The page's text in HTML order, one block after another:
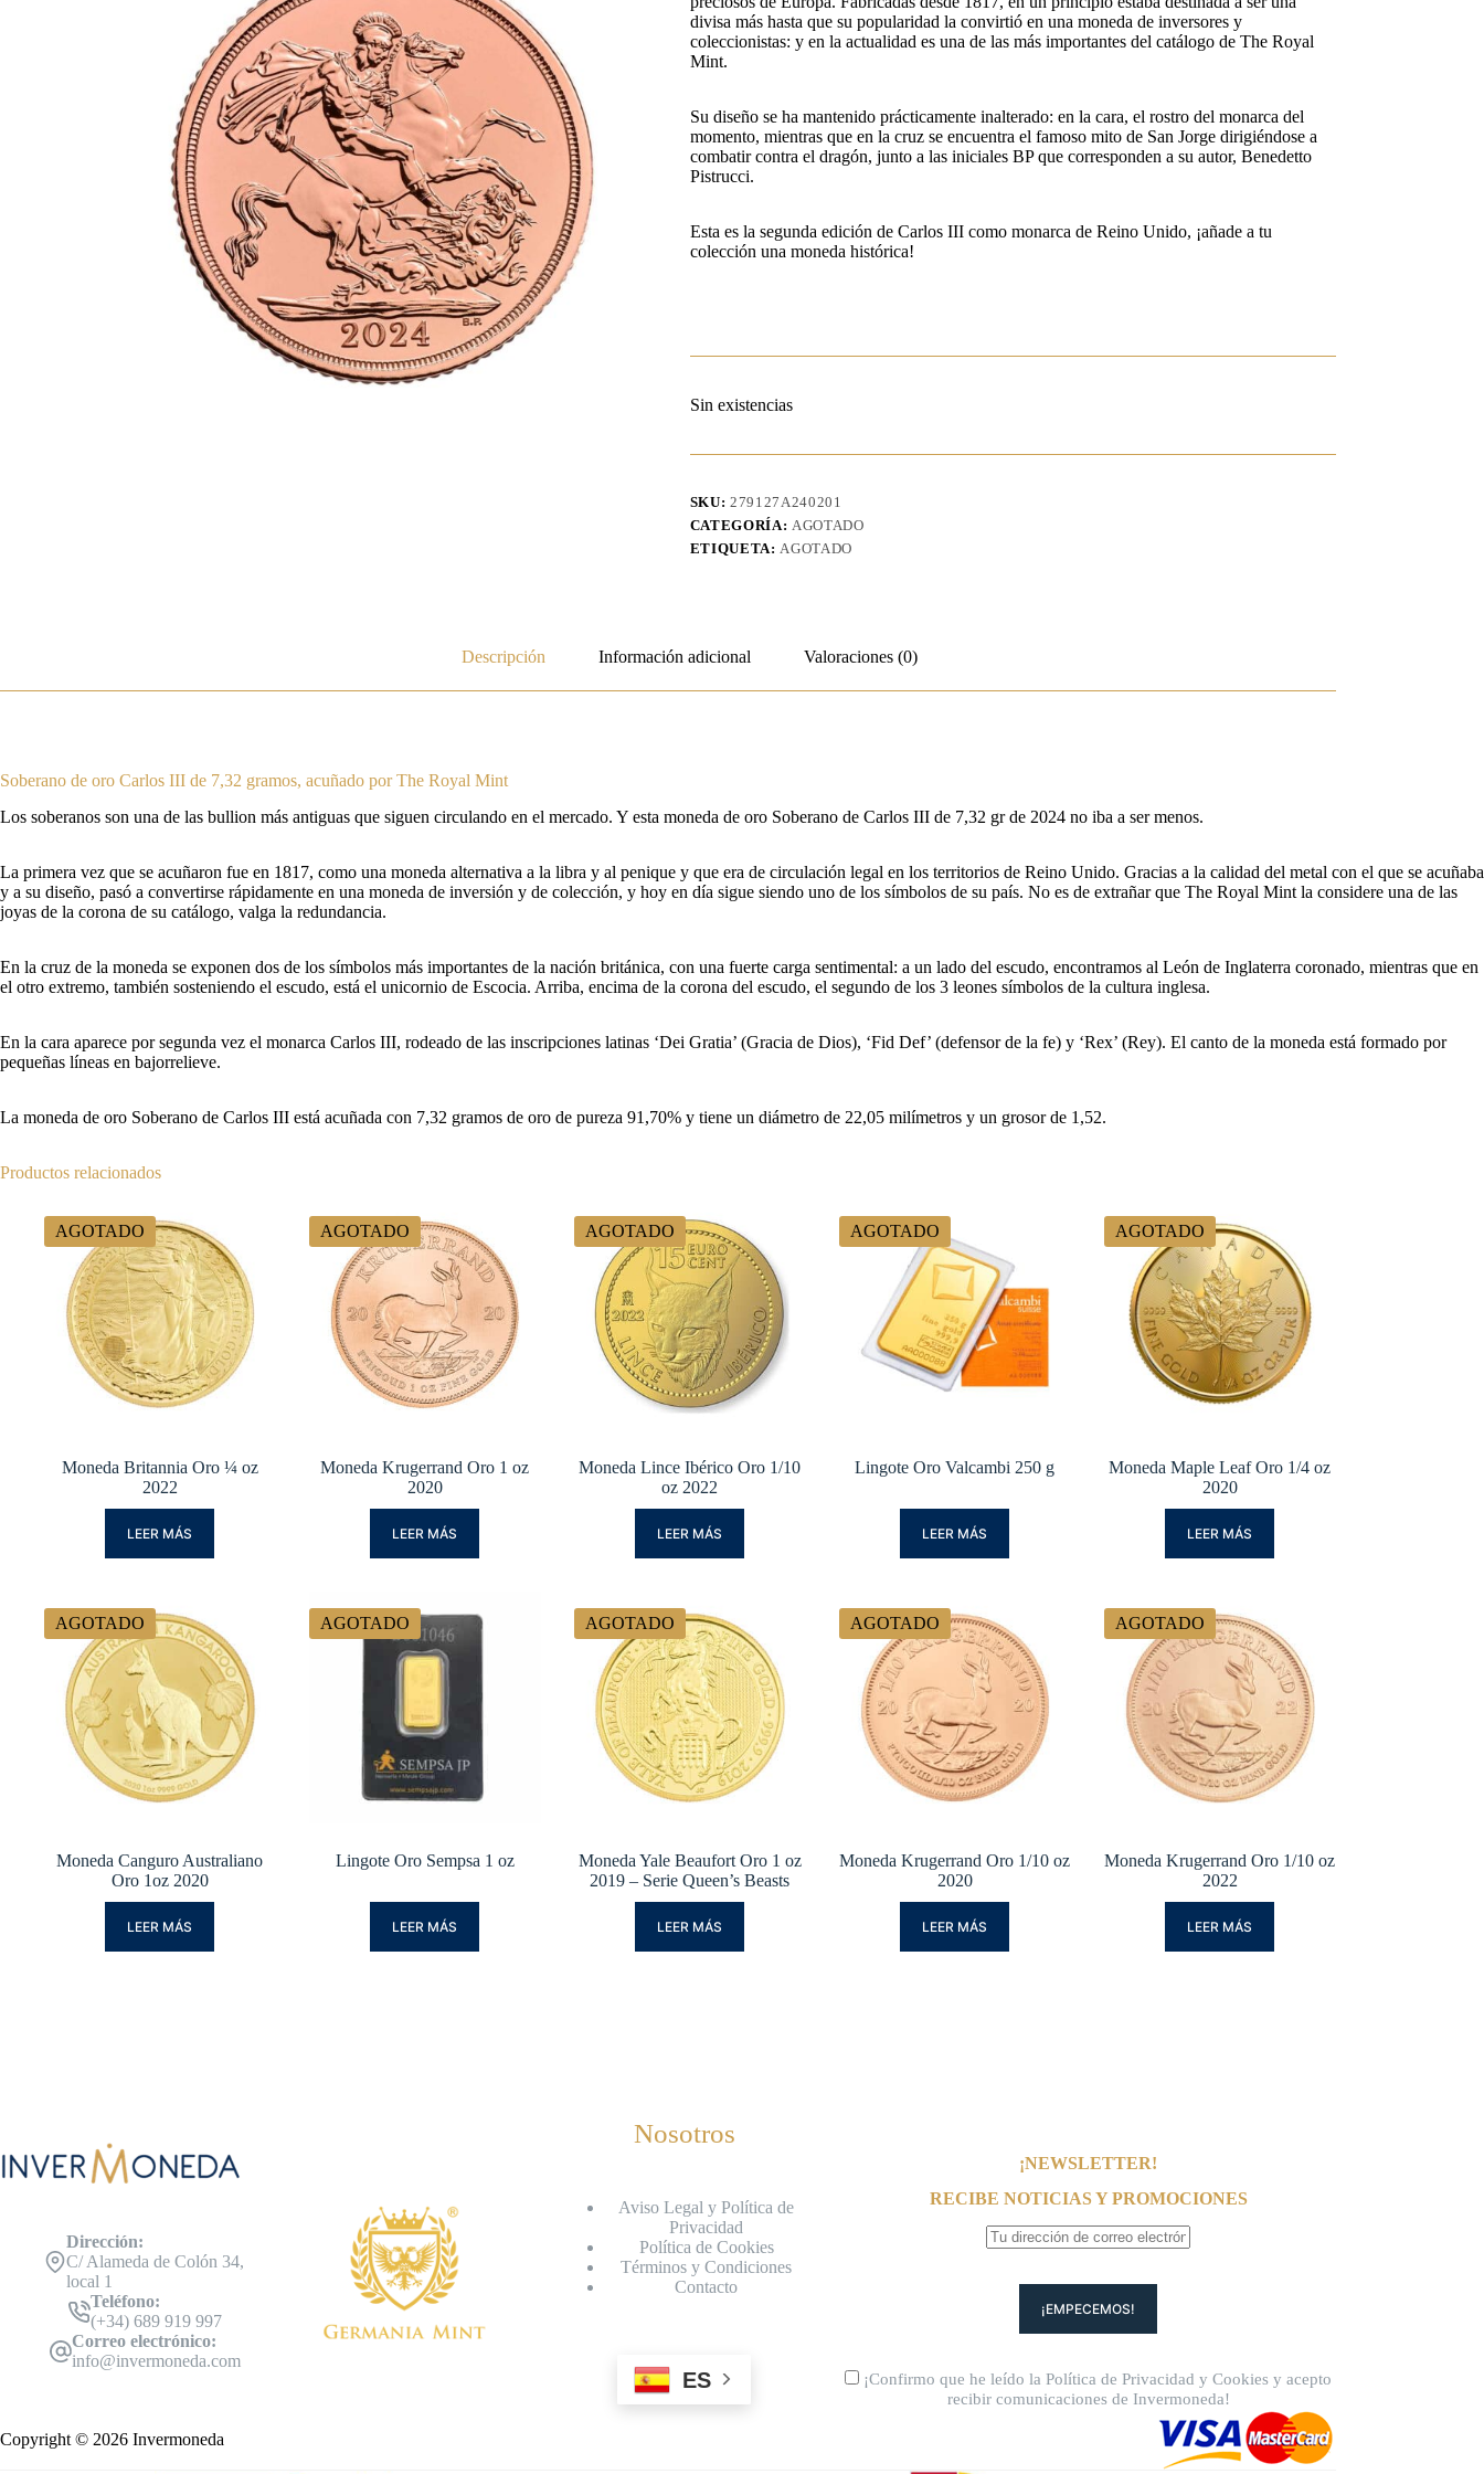
divisa más hasta que su popularidad la convirtió en una moneda de inversores y
coleccionistas: y en la actualidad es una de las más importantes del catálogo de The Royal
Mint.
Su diseño se ha mantenido prácticamente inalterado: en la cara, el rostro del monarca del
momento, mientras que en la cruz se encuentra el famoso mito de San Jorge dirigiéndose a
combatir contra el dragón, junto a las iniciales BP que corresponden a su autor, Benedetto
Pistrucci.
Esta es la segunda edición de Carlos III como monarca de Reino Unido, ¡añade a tu
colección una moneda histórica!
Sin existencias
SKU:279127A240201
CATEGORÍA: AGOTADO
ETIQUETA:AGOTADO
Descripción Información adicional Valoraciones (0)
Soberano de oro Carlos III de 7,32 gramos, acuñado por The Royal Mint
Los soberanos son una de las bullion más antiguas que siguen circulando en el mercado. Y esta moneda de oro Soberano de Carlos III de 7,32 gr de 2024 no iba a ser menos.
La primera vez que se acuñaron fue en 1817, como una moneda alternativa a la libra y al penique y que era de circulación legal en los territorios de Reino Unido. Gracias a la calidad del metal con el que se acuñaba
y a su diseño, pasó a convertirse rápidamente en una moneda de inversión y de colección, y hoy en día sigue siendo uno de los símbolos de su país. No es de extrañar que The Royal Mint la considere una de las
joyas de la corona de su catálogo, valga la redundancia.
En la cruz de la moneda se exponen dos de los símbolos más importantes de la nación británica, con una fuerte carga sentimental: a un lado del escudo, encontramos al León de Inglaterra coronado, mientras que en
el otro extremo, también sosteniendo el escudo, está el unicornio de Escocia. Arriba, encima de la corona del escudo, el segundo de los 3 leones símbolos de la cultura inglesa.
En la cara aparece por segunda vez el monarca Carlos III, rodeado de las inscripciones latinas ‘Dei Gratia’ (Gracia de Dios), ‘Fid Def’ (defensor de la fe) y ‘Rex’ (Rey). El canto de la moneda está formado por
pequeñas líneas en bajorrelieve.
La moneda de oro Soberano de Carlos III está acuñada con 7,32 gramos de oro de pureza 91,70% y tiene un diámetro de 22,05 milímetros y un grosor de 1,52.
Productos relacionados
AGOTADO
Moneda Britannia Oro ¼ oz
2022
LEER MÁS
AGOTADO
Moneda Krugerrand Oro 1 oz
2020
LEER MÁS
AGOTADO
Moneda Lince Ibérico Oro 1/10
oz 2022
LEER MÁS
AGOTADO
Lingote Oro Valcambi 250 g
LEER MÁS
AGOTADO
Moneda Maple Leaf Oro 1/4 oz
2020
LEER MÁS
AGOTADO
Moneda Canguro Australiano
Oro 1oz 2020
LEER MÁS
AGOTADO
Lingote Oro Sempsa 1 oz
LEER MÁS
AGOTADO
Moneda Yale Beaufort Oro 1 oz
2019 – Serie Queen’s Beasts
LEER MÁS
AGOTADO
Moneda Krugerrand Oro 1/10 oz
2020
LEER MÁS
AGOTADO
Moneda Krugerrand Oro 1/10 oz
2022
LEER MÁS
Dirección:
C/ Alameda de Colón 34,
local 1
Teléfono:
(+34) 689 919 997
Correo electrónico:
info@invermoneda.com
Nosotros
Aviso Legal y Política de
Privacidad
Política de Cookies
Términos y Condiciones
Contacto
ES
¡NEWSLETTER!
RECIBE NOTICIAS Y PROMOCIONES
¡Confirmo que he leído laPolítica de Privacidad yCookies y acepto
recibir comunicaciones de Invermoneda!
Copyright © 2026 Invermoneda